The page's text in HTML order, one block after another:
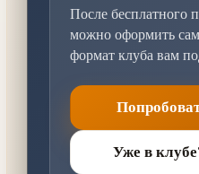
После бесплатного
можно оформить
формат клуба вам
Уже в